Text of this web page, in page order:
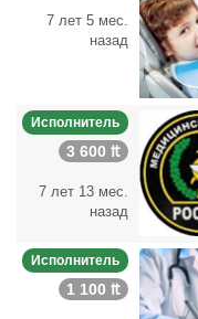
7 лет 5 мес.
назад
Исполнитель
3 600 ₶
7 лет 13 мес.
назад
Исполнитель
1 100 ₶